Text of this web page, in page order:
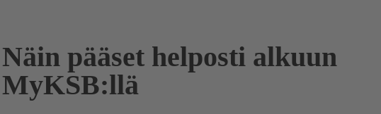
Näin pääset helposti alkuun
MyKSB:llä